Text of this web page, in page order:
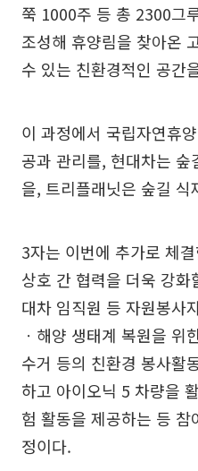
쭉 1000주 등 총 2300그
조성해 휴양림을 찾아온
수 있는 친환경적인 공간
이 과정에서 국립자연휴
공과 관리를, 현대차는 숲
을, 트리플래닛은 숲길 식
3자는 이번에 추가로 체
상호 간 협력을 더욱 강
대차 임직원 등 자원봉사
ㆍ해양 생태계 복원을 위
수거 등의 친환경 봉사활
하고 아이오닉 5 차량을
험 활동을 제공하는 등
정이다.